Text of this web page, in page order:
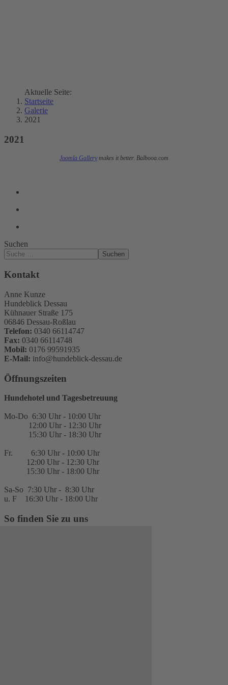
Aktuelle Seite:
Startseite
Galerie
2021
2021
Joomla Gallery makes it better. Balbooa.com
Suchen
Suchen
Kontakt
Anne Kunze
Hundeblick Dessau
Kühnauer Straße 175
06846 Dessau-Roßlau
Telefon: 0340 66114747
Fax: 0340 66114748
Mobil: 0176 99591935
E-Mail: info@hundeblick-dessau.de
Öffnungszeiten
Hundehotel und Tagesbetreuung
Mo-Do 6:30 Uhr - 10:00 Uhr
12:00 Uhr - 12:30 Uhr
15:30 Uhr - 18:30 Uhr
Fr. 6:30 Uhr - 10:00 Uhr
12:00 Uhr - 12:30 Uhr
15:30 Uhr - 18:00 Uhr
Sa-So 7:30 Uhr - 8:30 Uhr
u. F 16:30 Uhr - 18:00 Uhr
So finden Sie zu uns